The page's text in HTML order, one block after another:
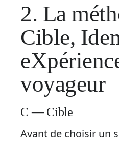
2. La
Cible,
voyageur
C — Cible
Avant de choisir un